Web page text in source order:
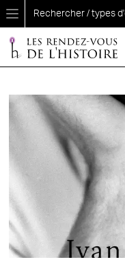
Aller au contenu principal